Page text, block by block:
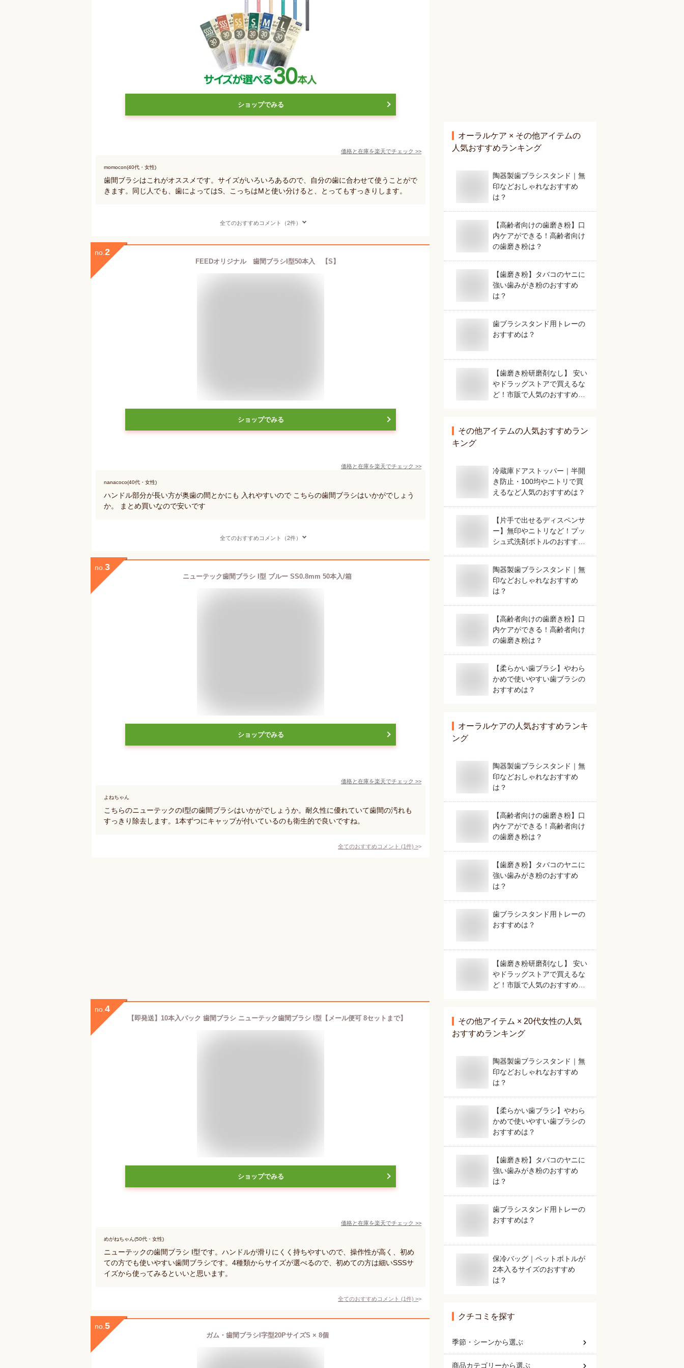
ショップでみる
価格と在庫を楽天でチェック >>
momocon(40代・女性)
歯間ブラシはこれがオススメです。サイズがいろいろあるので、自分の歯に合わせて使うことがで
きます。同じ人でも、歯によってはS、こっちはMと使い分けると、とってもすっきりします。
全てのおすすめコメント（2件）
no. 2
FEEDオリジナル 歯間ブラシI型50本入 【S】
ショップでみる
価格と在庫を楽天でチェック >>
nanacoco(40代・女性)
ハンドル部分が長い方が奥歯の間とかにも 入れやすいので こちらの歯間ブラシはいかがでしょう
か。 まとめ買いなので安いです
全てのおすすめコメント（2件）
no. 3
ニューテック歯間ブラシ I型 ブルー SS0.8mm 50本入/箱
ショップでみる
価格と在庫を楽天でチェック >>
よねちゃん
こちらのニューテックのI型の歯間ブラシはいかがでしょうか。耐久性に優れていて歯間の汚れも
すっきり除去します。1本ずつにキャップが付いているのも衛生的で良いですね。
全てのおすすめコメント (1件) >
no. 4
【即発送】10本入パック 歯間ブラシ ニューテック歯間ブラシ I型【メール便可 8セットまで】
ショップでみる
価格と在庫を楽天でチェック >>
めがねちゃん(50代・女性)
ニューテックの歯間ブラシ I型です。ハンドルが滑りにくく持ちやすいので、操作性が高く、初め
ての方でも使いやすい歯間ブラシです。4種類からサイズが選べるので、初めての方は細いSSSサ
イズから使ってみるといいと思います。
全てのおすすめコメント (1件) >
no. 5
ガム・歯間ブラシI字型20PサイズS × 8個
オーラルケア × その他アイテムの
人気おすすめランキング
陶器製歯ブラシスタンド｜無
印などおしゃれなおすすめ
は？
【高齢者向けの歯磨き粉】口
内ケアができる！高齢者向け
の歯磨き粉は？
【歯磨き粉】タバコのヤニに
強い歯みがき粉のおすすめ
は？
歯ブラシスタンド用トレーの
おすすめは？
【歯磨き粉研磨剤なし】 安い
やドラッグストアで買えるな
ど！市販で人気のおすすめ
その他アイテムの人気おすすめラン
キング
冷蔵庫ドアストッパー｜半開
き防止・100均やニトリで買
えるなど人気のおすすめは？
【片手で出せるディスペンサ
ー】無印やニトリなど！プッ
シュ式洗剤ボトルのおすすめ
陶器製歯ブラシスタンド｜無
印などおしゃれなおすすめ
は？
【高齢者向けの歯磨き粉】口
内ケアができる！高齢者向け
の歯磨き粉は？
【柔らかい歯ブラシ】やわら
かめで使いやすい歯ブラシの
おすすめは？
オーラルケアの人気おすすめランキ
ング
陶器製歯ブラシスタンド｜無
印などおしゃれなおすすめ
は？
【高齢者向けの歯磨き粉】口
内ケアができる！高齢者向け
の歯磨き粉は？
【歯磨き粉】タバコのヤニに
強い歯みがき粉のおすすめ
は？
歯ブラシスタンド用トレーの
おすすめは？
【歯磨き粉研磨剤なし】 安い
やドラッグストアで買えるな
ど！市販で人気のおすすめ
その他アイテム × 20代女性の人気
おすすめランキング
陶器製歯ブラシスタンド｜無
印などおしゃれなおすすめ
は？
【柔らかい歯ブラシ】やわら
かめで使いやすい歯ブラシの
おすすめは？
【歯磨き粉】タバコのヤニに
強い歯みがき粉のおすすめ
は？
歯ブラシスタンド用トレーの
おすすめは？
保冷バッグ｜ペットボトルが
2本入るサイズのおすすめ
は？
クチコミを探す
季節・シーンから選ぶ
商品カテゴリーから選ぶ